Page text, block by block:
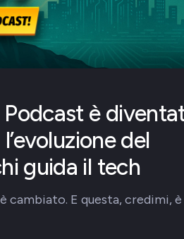
Podcast è
del
guida il tech
E questa, credimi, è